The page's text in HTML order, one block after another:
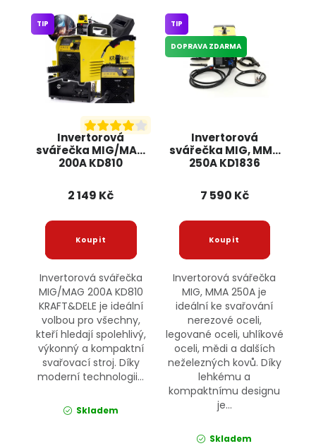
Invertorová
svářečka MIG/MAG
200A KD810
TIP
2 149 Kč
Invertorová svářečka
MIG/MAG 200A KD810
KRAFT&DELE je ideální
volbou pro všechny,
kteří hledají spolehlivý,
výkonný a kompaktní
svařovací stroj. Díky
moderní technologii...
Skladem
Invertorová
svářečka MIG, MMA
250A KD1836
TIP
DOPRAVA ZDARMA
7 590 Kč
Invertorová svářečka
MIG, MMA 250A je
ideální ke svařování
nerezové oceli,
legované oceli, uhlíkové
oceli, mědi a dalších
neželezných kovů. Díky
lehkému a
kompaktnímu designu
je...
Skladem